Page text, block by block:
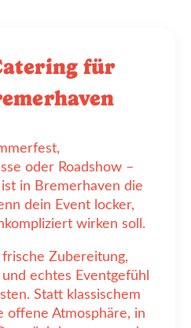
für
oder Roadshow –
in Bremerhaven die
dein Event locker,
wirken soll.
Zubereitung,
echtes Eventgefühl
Statt klassischem
offene Atmosphäre, in